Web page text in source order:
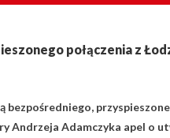
połączenia z
bezpośredniego,
Adamczyka apel o